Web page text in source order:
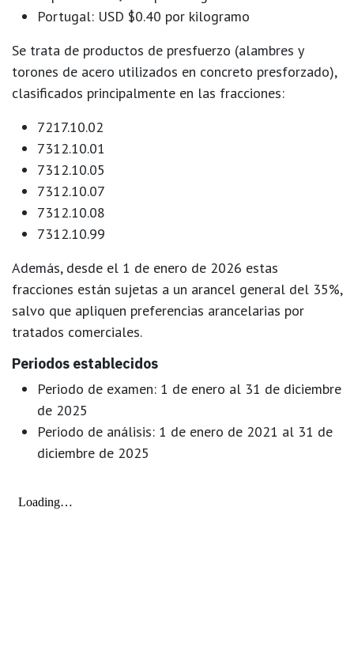
Portugal: USD $0.40 por kilogramo
Se trata de productos de presfuerzo (alambres y
torones de acero utilizados en concreto presforzado),
clasificados principalmente en las fracciones:
7217.10.02
7312.10.01
7312.10.05
7312.10.07
7312.10.08
7312.10.99
Además, desde el 1 de enero de 2026 estas
fracciones están sujetas a un arancel general del 35%,
salvo que apliquen preferencias arancelarias por
tratados comerciales.
Periodos establecidos
Periodo de examen: 1 de enero al 31 de diciembre
de 2025
Periodo de análisis: 1 de enero de 2021 al 31 de
diciembre de 2025